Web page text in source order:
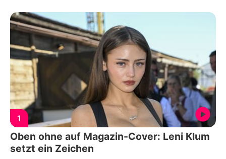
1
Oben ohne auf Magazin-Cover: Leni Klum
setzt ein Zeichen